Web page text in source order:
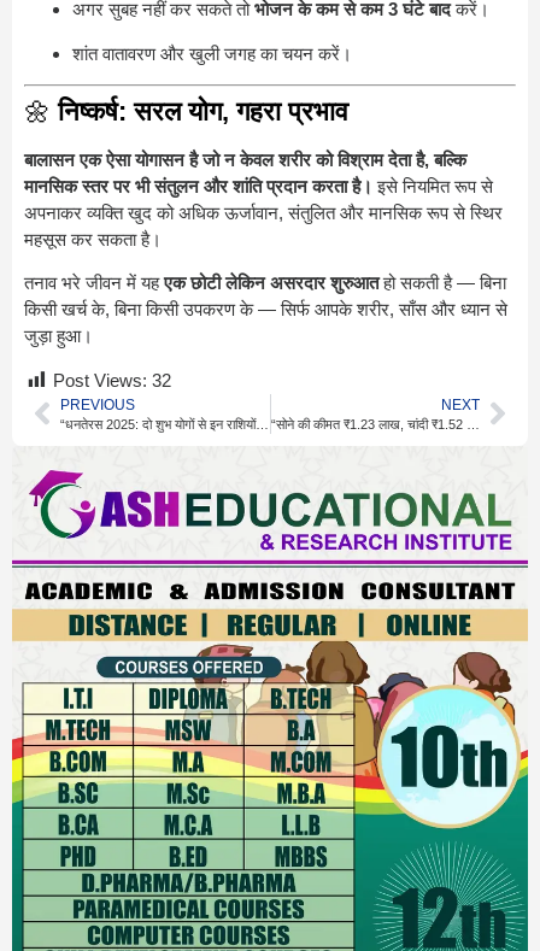
अगर सुबह नहीं कर सकते तोभोजन के कम से कम 3 घंटे बादकरें।
शांत वातावरण और खुली जगह का चयन करें।
🌼निष्कर्ष: सरल योग, गहरा प्रभाव
बालासन एक ऐसा योगासन है जो न केवल शरीर को विश्राम देता है, बल्कि
मानसिक स्तर पर भी संतुलन और शांति प्रदान करता है। इसे नियमित रूप से
अपनाकर व्यक्ति खुद को अधिक ऊर्जावान, संतुलित और मानसिक रूप से स्थिर
महसूस कर सकता है।
तनाव भरे जीवन में यहएक छोटी लेकिन असरदार शुरुआतहो सकती है — बिना
किसी खर्च के, बिना किसी उपकरण के — सिर्फ आपके शरीर, साँस और ध्यान से
जुड़ा हुआ।
Post Views: 32
PREVIOUS
“धनतेरस 2025: दो शुभ योगों से इन राशियों की खुलेगी किस्मत”
NEXT